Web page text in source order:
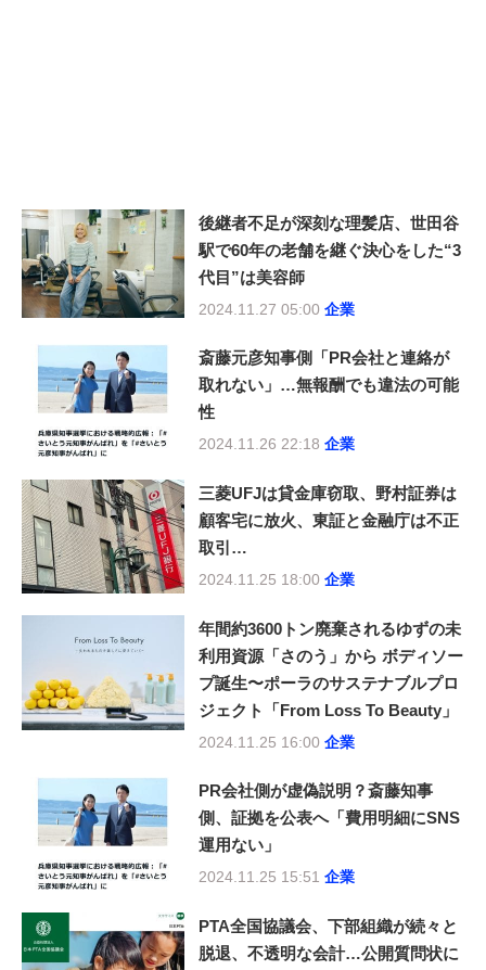
後継者不足が深刻な理髪店、世田谷
駅で60年の老舗を継ぐ決心をした“3
代目”は美容師
2024.11.27 05:00 企業
斎藤元彦知事側「PR会社と連絡が
取れない」…無報酬でも違法の可能
性
2024.11.26 22:18 企業
三菱UFJは貸金庫窃取、野村証券は
顧客宅に放火、東証と金融庁は不正
取引…
2024.11.25 18:00 企業
年間約3600トン廃棄されるゆずの未
利用資源「さのう」から ボディソー
プ誕生〜ポーラのサステナブルプロ
ジェクト「From Loss To Beauty」
2024.11.25 16:00 企業
PR会社側が虚偽説明？斎藤知事
側、証拠を公表へ「費用明細にSNS
運用ない」
2024.11.25 15:51 企業
PTA全国協議会、下部組織が続々と
脱退、不透明な会計…公開質問状に